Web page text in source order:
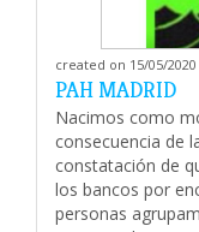
created on 15/05/2020
PAH MADRID
Nacimos como
consecuencia de
constatación de
los bancos por
personas